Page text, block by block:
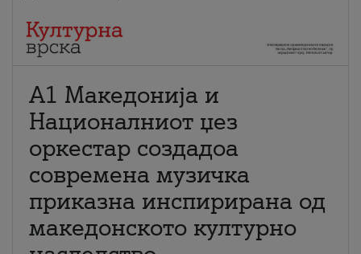
А1 Македонија и
Националниот џез
оркестар создадоа
современа музичка
приказна инспирирана од
македонското културно